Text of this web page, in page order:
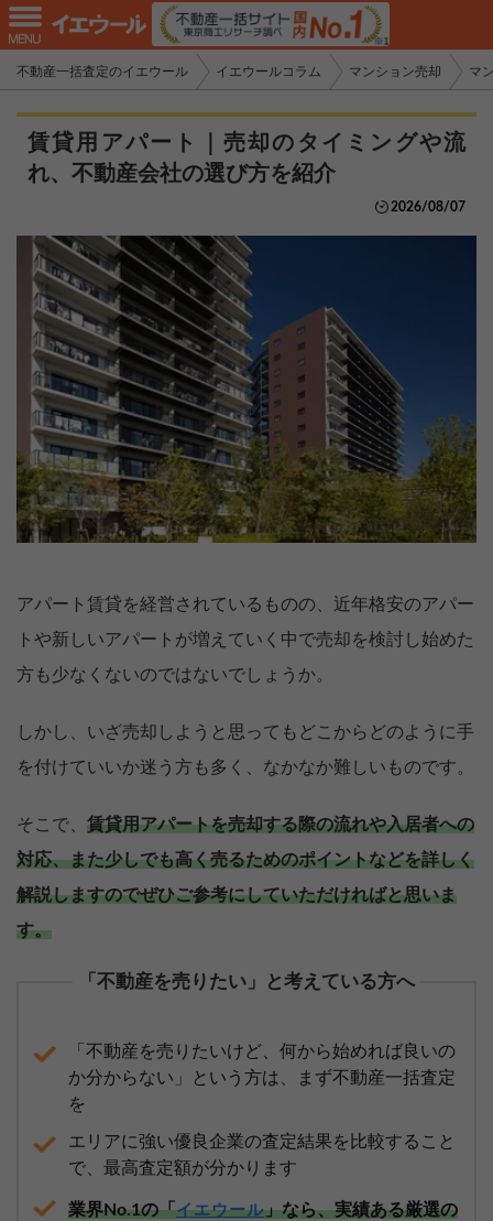
不動産一括査定のイエウール イエウールコラム マンション売却 マ
賃貸用アパート｜売却のタイミングや流
れ、不動産会社の選び方を紹介
2026/08/07
アパート賃貸を経営されているものの、近年格安のアパー
トや新しいアパートが増えていく中で売却を検討し始めた
方も少なくないのではないでしょうか。
しかし、いざ売却しようと思ってもどこからどのように手
を付けていいか迷う方も多く、なかなか難しいものです。
そこで、 賃貸用アパートを売却する際の流れや入居者への
対応、また少しでも高く売るためのポイントなどを詳しく
解説しますのでぜひご参考にしていただければと思いま
す。
「不動産を売りたい」と考えている方へ
「不動産を売りたいけど、何から始めれば良いの
か分からない」という方は、まず不動産一括査定
を
エリアに強い優良企業の査定結果を比較すること
で、最高査定額が分かります
業界No.1の「イエウール」なら、実績ある厳選の